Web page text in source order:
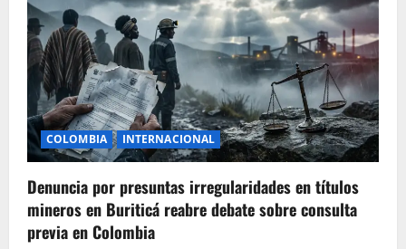
COLOMBIA INTERNACIONAL
Denuncia por presuntas irregularidades en títulos
mineros en Buriticá reabre debate sobre consulta
previa en Colombia